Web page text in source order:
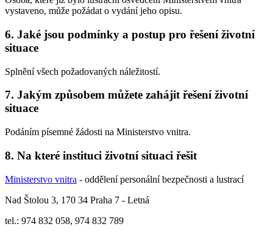
vystaveno, může požádat o vydání jeho opisu.
6. Jaké jsou podmínky a postup pro řešení životní
situace
Splnění všech požadovaných náležitostí.
7. Jakým způsobem můžete zahájit řešení životní
situace
Podáním písemné žádosti na Ministerstvo vnitra.
8. Na které instituci životní situaci řešit
Ministerstvo vnitra - oddělení personální bezpečnosti a lustrací
Nad Štolou 3, 170 34 Praha 7 - Letná
tel.: 974 832 058, 974 832 789